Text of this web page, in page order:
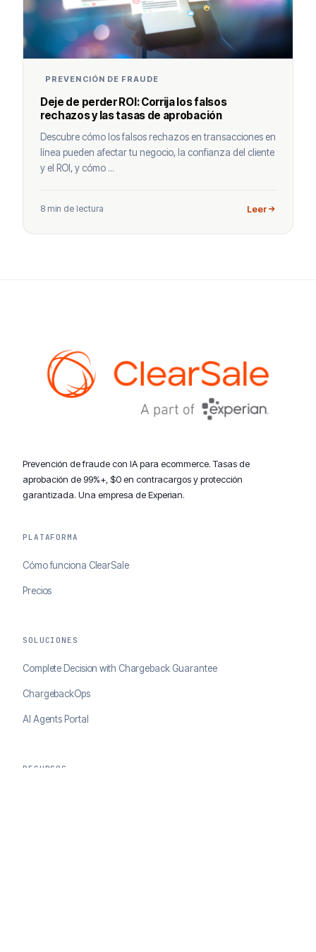
PREVENCIÓN DE FRAUDE
Deje de perder ROI: Corrija los falsos
rechazos y las tasas de aprobación
Descubre cómo los falsos rechazos en transacciones en
línea pueden afectar tu negocio, la confianza del cliente
y el ROI, y cómo ...
8 min de lectura Leer
Prevención de fraude con IA para ecommerce. Tasas de
aprobación de 99%+, $0 en contracargos y protección
garantizada. Una empresa de Experian.
PLATAFORMA
Cómo funciona ClearSale
Precios
SOLUCIONES
Complete Decision with Chargeback Guarantee
ChargebackOps
AI Agents Portal
RECURSOS